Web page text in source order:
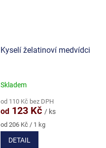
Kyselí želatinoví medvídci
Skladem
od 110 Kč bez DPH
od 123 Kč / ks
Měrná
cena:
od 206 Kč / 1 kg
DETAIL